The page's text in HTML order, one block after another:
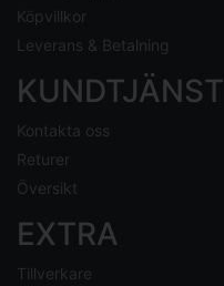
Köpvillkor
Leverans & Betalning
KUNDTJÄNST
Kontakta oss
Returer
Översikt
EXTRA
Tillverkare